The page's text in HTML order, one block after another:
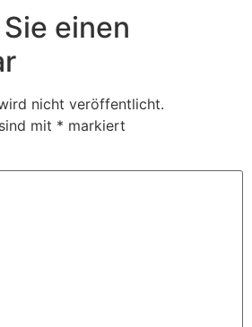
einen
nicht veröffentlicht.
mit * markiert